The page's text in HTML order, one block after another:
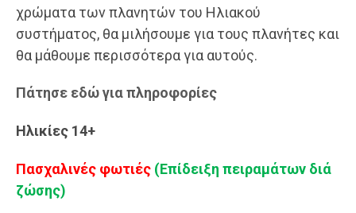
χρώματα των πλανητών του Ηλιακού
συστήματος, θα μιλήσουμε για τους πλανήτες και
θα μάθουμε περισσότερα για αυτούς.
Πάτησε εδώ για πληροφορίες
Ηλικίες 14+
Πασχαλινές φωτιές (Επίδειξη πειραμάτων διά
ζώσης)